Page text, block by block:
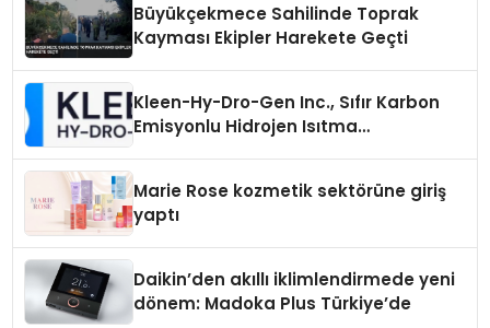
Büyükçekmece Sahilinde Toprak
Kayması Ekipler Harekete Geçti
Kleen-Hy-Dro-Gen Inc., Sıfır Karbon
Emisyonlu Hidrojen Isıtma
Marie Rose kozmetik sektörüne giriş
yaptı
Daikin’den akıllı iklimlendirmede yeni
dönem: Madoka Plus Türkiye’de